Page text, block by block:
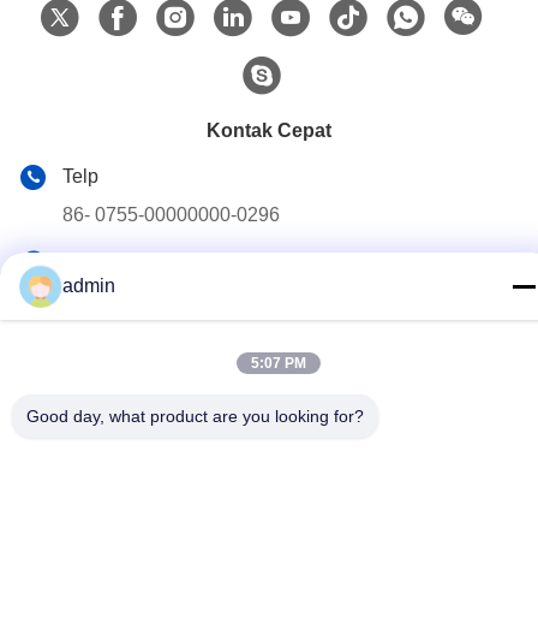
Kontak Cepat
Telp
86- 0755-00000000-0296
test@maoyt.com
228, Jalan Zhanxi, Kota Jiangyin, Kota Wuxi, Provinsi
admin
5:07 PM
Good day, what product are you looking for?